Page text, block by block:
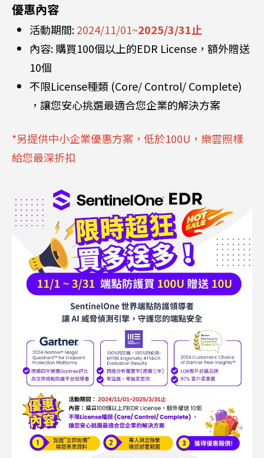
優惠內容
活動期間:2024/11/01~2025/3/31止
內容: 購買100個以上的EDR License，額外贈送
10個
不限License種類 (Core/ Control/ Complete)
，讓您安心挑選最適合您企業的解決方案
*另提供中小企業優惠方案，低於100U，樂雲照樣
給您最深折扣